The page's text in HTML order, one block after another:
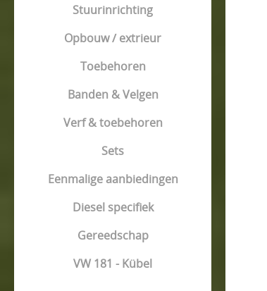
Stuurinrichting
Opbouw / extrieur
Toebehoren
Banden & Velgen
Verf & toebehoren
Sets
Eenmalige aanbiedingen
Diesel specifiek
Gereedschap
VW 181 - Kübel